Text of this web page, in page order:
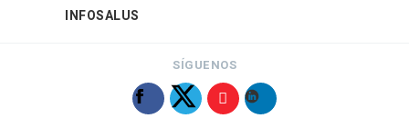
INFOSALUS
SÍGUENOS